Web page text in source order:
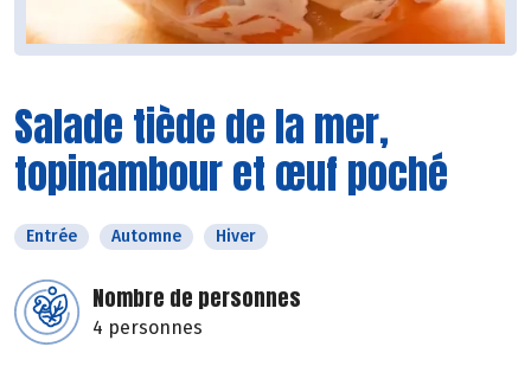
Salade tiède de la mer,
topinambour et œuf poché
Entrée Automne Hiver
Nombre de personnes
4 personnes